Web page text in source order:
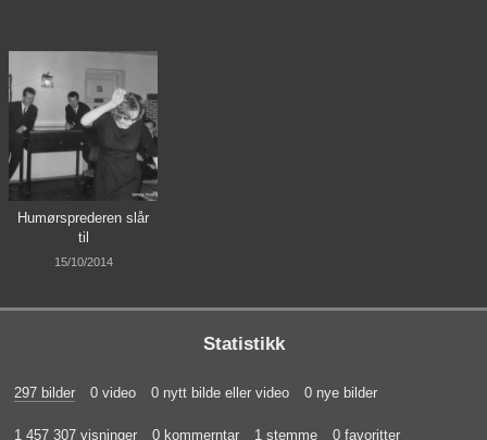
Humørsprederen slår
til
15/10/2014
Statistikk
297 bilder 0 video 0 nytt bilde eller video 0 nye bilder
1 457 307 visninger 0 kommerntar 1 stemme 0 favoritter